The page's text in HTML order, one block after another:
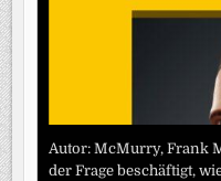
Autor: McMurry, Frank
der Frage beschäftigt,